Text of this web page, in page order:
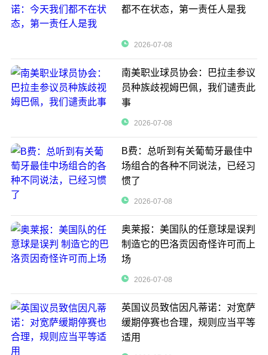
都不在状态，第一责任人是我
2026-07-08
南美职业球员协会：巴拉圭参议
员种族歧视姆巴佩，我们谴责此
事
2026-07-08
B费：总听到有关葡萄牙最佳中
场组合的各种不同说法，已经习
惯了
2026-07-08
奥莱报：美国队的任意球是误判
制造它的巴洛贡因奇怪许可而上
场
2026-07-08
英国议员致信因凡蒂诺：对宽萨
缓期停赛也合理，规则应当平等
适用